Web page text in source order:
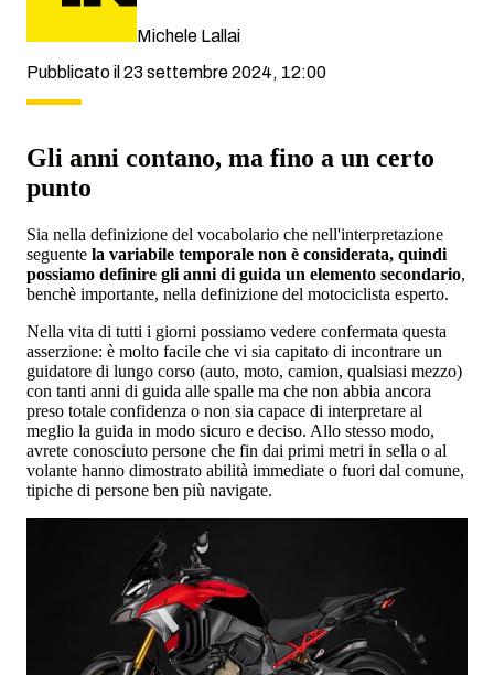
Michele Lallai
Pubblicato il 23 settembre 2024, 12:00
Gli anni contano, ma fino a un certo
punto
Sia nella definizione del vocabolario che nell'interpretazione
seguente la variabile temporale non è considerata, quindi
possiamo definire gli anni di guida un elemento secondario,
benchè importante, nella definizione del motociclista esperto.
Nella vita di tutti i giorni possiamo vedere confermata questa
asserzione: è molto facile che vi sia capitato di incontrare un
guidatore di lungo corso (auto, moto, camion, qualsiasi mezzo)
con tanti anni di guida alle spalle ma che non abbia ancora
preso totale confidenza o non sia capace di interpretare al
meglio la guida in modo sicuro e deciso. Allo stesso modo,
avrete conosciuto persone che fin dai primi metri in sella o al
volante hanno dimostrato abilità immediate o fuori dal comune,
tipiche di persone ben più navigate.